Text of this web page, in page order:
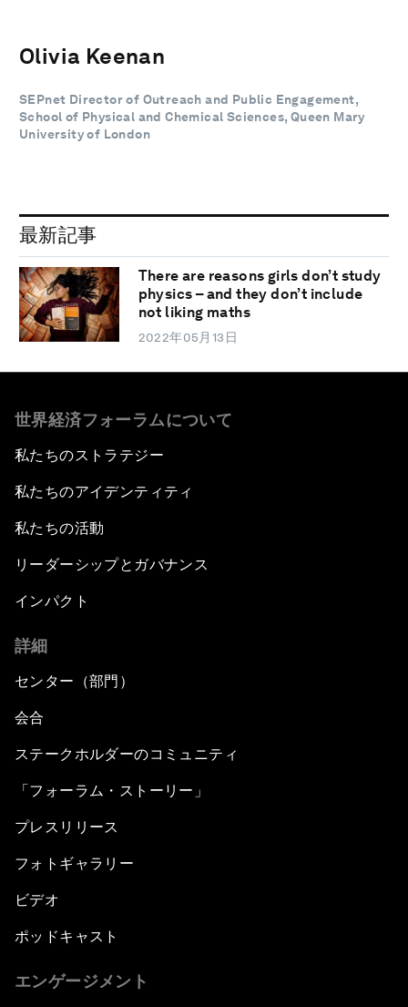
Olivia Keenan
SEPnet Director of Outreach and Public Engagement,
School of Physical and Chemical Sciences, Queen Mary
University of London
最新記事
There are reasons girls don’t study
physics – and they don’t include
not liking maths
2022年05月13日
世界経済フォーラムについて
私たちのストラテジー
私たちのアイデンティティ
私たちの活動
リーダーシップとガバナンス
インパクト
詳細
センター（部門）
会合
ステークホルダーのコミュニティ
「フォーラム・ストーリー」
プレスリリース
フォトギャラリー
ビデオ
ポッドキャスト
エンゲージメント